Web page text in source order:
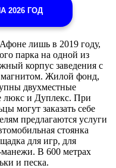
2026 ГОД
лишь в 2019 году,
парка на одной из
корпус заведения с
магнитом. Жилой фонд,
двухместные
люкс и Дуплекс. При
могут заказать себе
предлагаются услуги
стоянка
для игр, для
В 600 метрах
и песка.